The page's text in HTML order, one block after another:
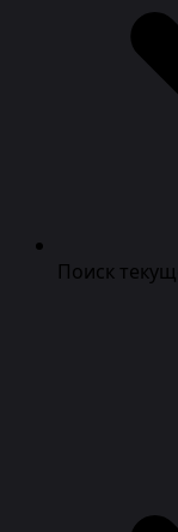
Поиск